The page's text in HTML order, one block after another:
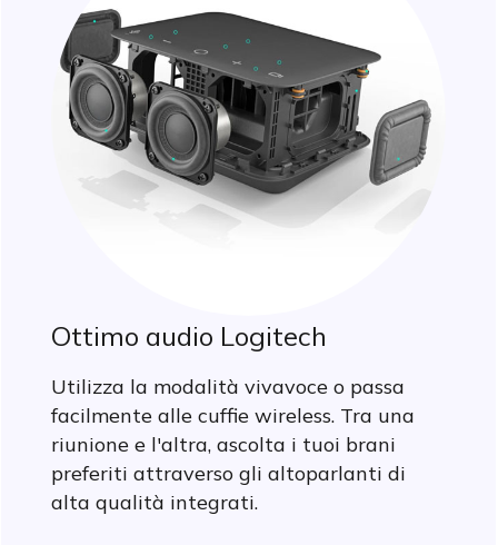
Ottimo audio Logitech
Utilizza la modalità vivavoce o passa
facilmente alle cuffie wireless. Tra una
riunione e l'altra, ascolta i tuoi brani
preferiti attraverso gli altoparlanti di
alta qualità integrati.